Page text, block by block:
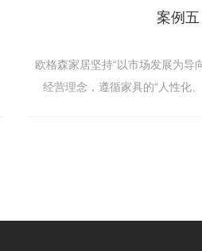
案例五
欧格森家居坚持“以市场发展为导
经营理念，遵循家具的“人性化